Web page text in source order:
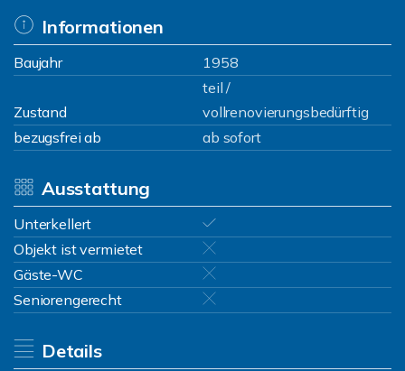
Informationen
Baujahr 1958
Zustand
teil /
vollrenovierungsbedürftig
bezugsfrei ab
ab sofort
Ausstattung
Unterkellert
Objekt ist vermietet
Gäste-WC
Seniorengerecht
Details